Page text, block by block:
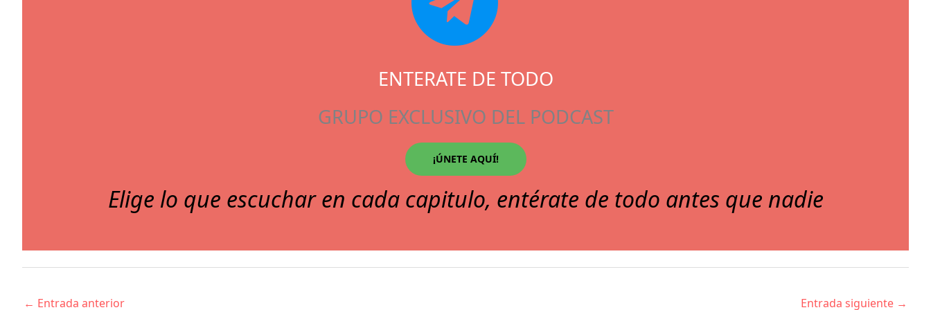
ENTERATE DE TODO
GRUPO EXCLUSIVO DEL PODCAST
¡ÚNETE AQUÍ!
Elige lo que escuchar en cada capitulo, entérate de todo antes que nadie
← Entrada anterior Entrada siguiente →